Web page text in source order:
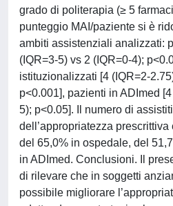
grado di politerapia (≥ 5
punteggio MAI/paziente si è
ambiti assistenziali analizzati:
(IQR=3-5) vs 2 (IQR=0-4);
istituzionalizzati [4 (IQR=2-
p<0.001], pazienti in ADImed
5); p<0.05]. Il numero di
dell’appropriatezza
del 65,0% in ospedale, del
in ADImed. Conclusioni. Il
di rilevare che in soggetti
possibile migliorare